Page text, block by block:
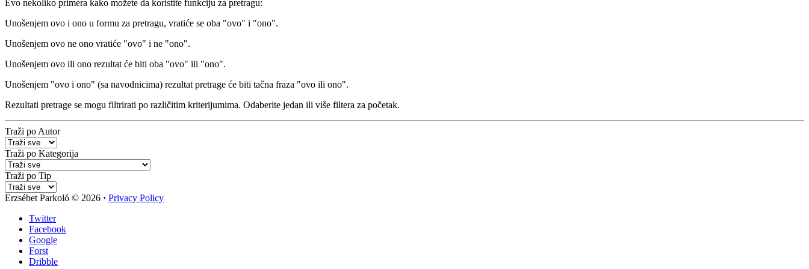
Evo nekoliko primera kako možete da koristite funkciju za pretragu:
Unošenjem ovo i ono u formu za pretragu, vratiće se oba "ovo" i "ono".
Unošenjem ovo ne ono vratiće "ovo" i ne "ono".
Unošenjem ovo ili ono rezultat će biti oba "ovo" ili "ono".
Unošenjem "ovo i ono" (sa navodnicima) rezultat pretrage će biti tačna fraza "ovo ili ono".
Rezultati pretrage se mogu filtrirati po različitim kriterijumima. Odaberite jedan ili više filtera za početak.
Traži po Autor
Traži po Kategorija
Traži po Tip
Erzsébet Parkoló © 2026 · Privacy Policy
Twitter
Facebook
Google
Forst
Dribble